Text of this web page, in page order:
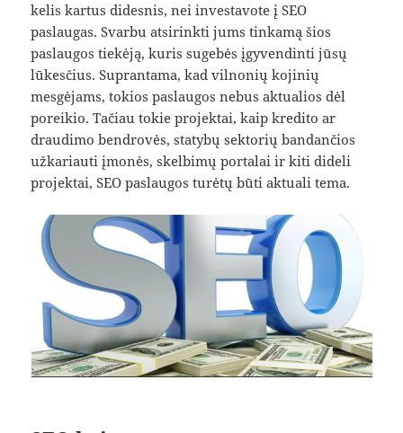
kelis kartus didesnis, nei investavote į SEO
paslaugas. Svarbu atsirinkti jums tinkamą šios
paslaugos tiekėją, kuris sugebės įgyvendinti jūsų
lūkesčius. Suprantama, kad vilnonių kojinių
mesgėjams, tokios paslaugos nebus aktualios dėl
poreikio. Tačiau tokie projektai, kaip kredito ar
draudimo bendrovės, statybų sektorių bandančios
užkariauti įmonės, skelbimų portalai ir kiti dideli
projektai, SEO paslaugos turėtų būti aktuali tema.